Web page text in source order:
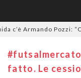
Armando Pozzi:
fatto. Le